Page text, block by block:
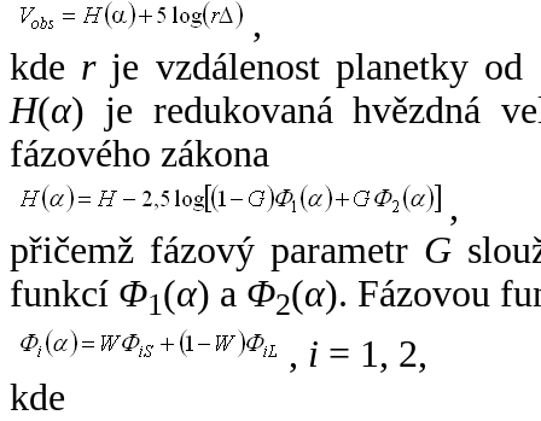
,
kde rje vzdálenost planetky od
H(α) je redukovaná hvězdná
fázového zákona
,
přičemž fázový parametr G
funkcí Φ1(α) a Φ2(α). Fázovou
, i = 1, 2,
kde